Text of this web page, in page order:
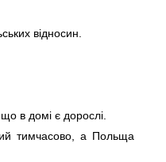
відносин.
в домі є дорослі.
тимчасово, а Польща